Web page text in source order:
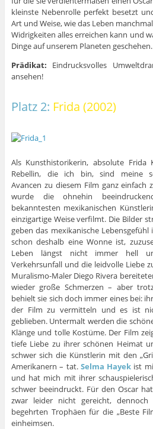
kleinste Nebenrolle perfekt besetzt
Art und Weise, wie das Leben
Widrigkeiten alles erreichen kann und
Dinge auf unserem Planeten geschehen.
Prädikat: Eindrucksvolles
ansehen!
Platz 2: Frida (2002)
Als Kunsthistorikerin, absolute Frida
Rebellin, die ich bin, sind meine
Avancen zu diesem Film ganz einfach
wurde die ohnehin
bekanntesten mexikanischen
einzigartige Weise verfilmt. Die Bilder
geben das mexikanische
schon deshalb eine Wonne ist,
Leben längst nicht immer hell
Verkehrsunfall und die leidvolle Liebe
Muralismo-Maler Diego Rivera
wieder große Schmerzen – aber
behielt sie sich doch immer eines bei:
der Film zu vermitteln und es ist
geblieben. Untermalt werden die
Klänge und tolle Kostüme. Der Film
tiefe Liebe zu ihrer schönen Heimat
schwer sich die Künstlerin mit den
Amerikanern – tat. Selma Hayek ist
und hat mich mit ihrer
schwer beeindruckt. Für den Oscar
zwar leider nicht gereicht,
begehrten Trophäen für die „Beste
einheimsen.